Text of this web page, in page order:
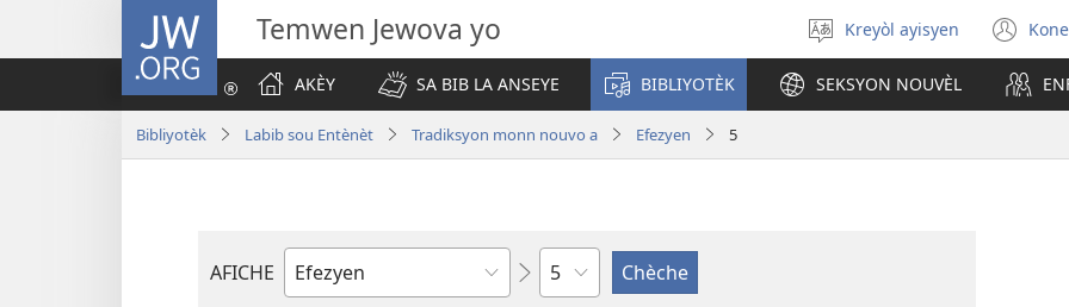
JW.ORG Temwen Jewova yo
Chwazi
lang
nan
Kreyòl ayisyen
AKÈY
SA BIB LA ANSEYE BIBLIYOTÈK SEKSYON NOUVÈL
Bibliyotèk Labib sou Entènèt Tradiksyon monn nouvo a Efezyen 5
AFICHE
Liv
chapit